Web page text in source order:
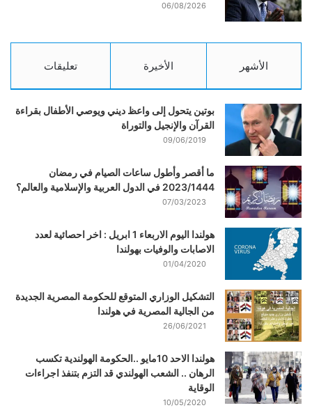
06/08/2026
الأشهر الأخيرة تعليقات
بوتين يتحول إلى واعظ ديني ويوصي الأطفال بقراءة
القرآن والإنجيل والتوراة
09/06/2019
ما أقصر وأطول ساعات الصيام في رمضان
2023/1444 في الدول العربية والإسلامية والعالم؟
07/03/2023
هولندا اليوم الاربعاء 1 ابريل : اخر احصائية لعدد
الاصابات والوفيات بهولندا
01/04/2020
التشكيل الوزاري المتوقع للحكومة المصرية الجديدة
من الجالية المصرية في هولندا
26/06/2021
هولندا الاحد 10مايو ..الحكومة الهولندية تكسب
الرهان .. الشعب الهولندي قد التزم بتنفذ اجراءات
الوقاية
10/05/2020